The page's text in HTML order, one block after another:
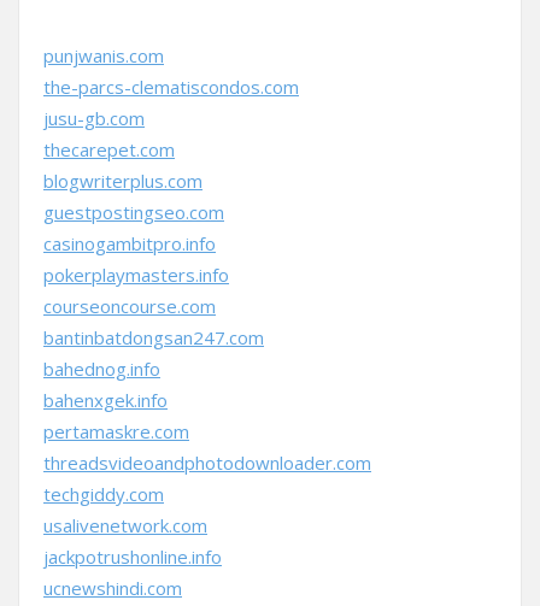
punjwanis.com
the-parcs-clematiscondos.com
jusu-gb.com
thecarepet.com
blogwriterplus.com
guestpostingseo.com
casinogambitpro.info
pokerplaymasters.info
courseoncourse.com
bantinbatdongsan247.com
bahednog.info
bahenxgek.info
pertamaskre.com
threadsvideoandphotodownloader.com
techgiddy.com
usalivenetwork.com
jackpotrushonline.info
ucnewshindi.com